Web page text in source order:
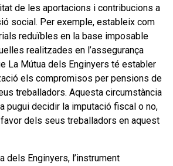
de les aportacions i contribucions a
social. Per exemple, estableix com
reduïbles en la base imposable
realitzades en l’assegurança
La Mútua dels Enginyers té establer
els compromisos per pensions de
treballadors. Aquesta circumstància
pugui decidir la imputació fiscal o no,
dels seus treballadors en aquest
dels Enginyers, l’instrument